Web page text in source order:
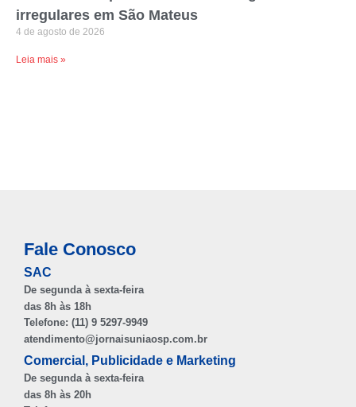
irregulares em São Mateus
4 de agosto de 2026
Leia mais »
Fale Conosco
SAC
De segunda à sexta-feira
das 8h às 18h
Telefone: (11) 9 5297-9949
atendimento@jornaisuniaosp.com.br
Comercial, Publicidade e Marketing
De segunda à sexta-feira
das 8h às 20h